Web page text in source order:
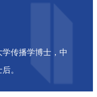
传播学博士，中
。